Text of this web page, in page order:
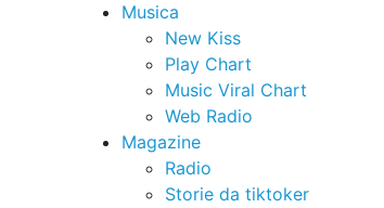
Musica
New Kiss
Play Chart
Music Viral Chart
Web Radio
Magazine
Radio
Storie da tiktoker